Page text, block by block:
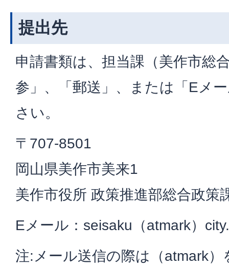
提出先
申請書類は、担当課（美作市総
参」、「郵送」、または「Eメ
さい。
〒707-8501
岡山県美作市美来1
美作市役所 政策推進部総合政策
Eメール：seisaku（atmark）
注:メール送信の際は（atmark